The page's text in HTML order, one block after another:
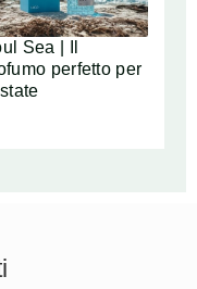
Sea | Il
perfetto per